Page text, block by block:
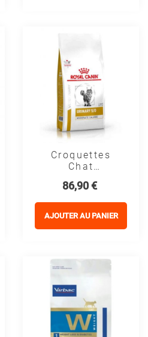
Croquettes
Chat
CAT URINARY
S/O
MODERATE
Prix
86,90 €
AJOUTER AU PANIER